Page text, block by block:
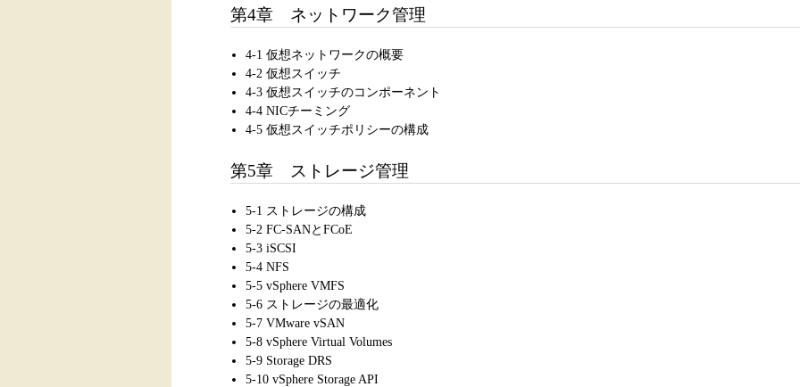
第4章 ネットワーク管理
4-1 仮想ネットワークの概要
4-2 仮想スイッチ
4-3 仮想スイッチのコンポーネント
4-4 NICチーミング
4-5 仮想スイッチポリシーの構成
第5章 ストレージ管理
5-1 ストレージの構成
5-2 FC-SANとFCoE
5-3 iSCSI
5-4 NFS
5-5 vSphere VMFS
5-6 ストレージの最適化
5-7 VMware vSAN
5-8 vSphere Virtual Volumes
5-9 Storage DRS
5-10 vSphere Storage API